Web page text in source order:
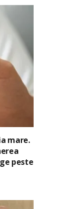
mare.
peste